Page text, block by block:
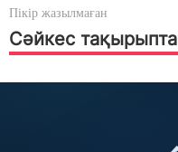
Пікір жазылмаған
Сәйкес